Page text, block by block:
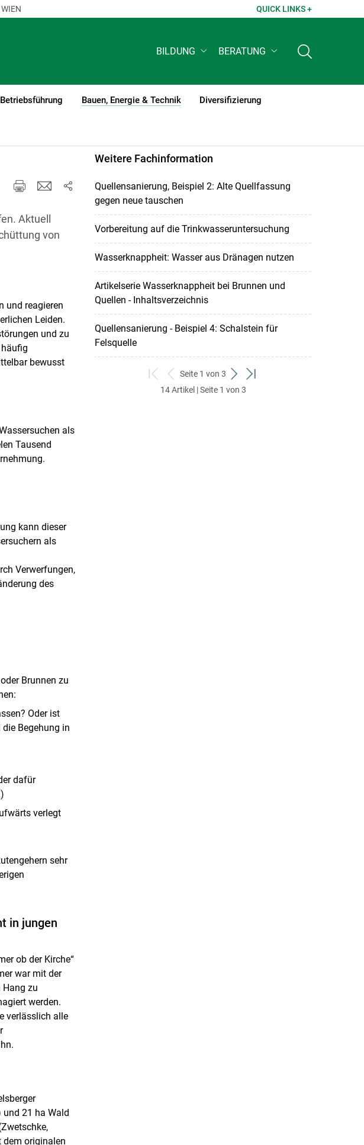
WIEN QUICK LINKS +
BILDUNG BERATUNG
Betriebsführung Bauen, Energie & Technik
(current)1
Diversifizierung
Aktuell
von
und reagieren
Leiden.
und zu
bewusst
als
Tausend
kann dieser
als
Verwerfungen,
des
Brunnen zu
Oder ist
Begehung in
dafür
verlegt
sehr
in jungen
ob der Kirche“
war mit der
Hang zu
werden.
verlässlich alle
21 ha Wald
dem originalen
Weitere Fachinformation
Quellensanierung, Beispiel 2: Alte Quellfassung
gegen neue tauschen
Vorbereitung auf die Trinkwasseruntersuchung
Wasserknappheit: Wasser aus Dränagen nutzen
Artikelserie Wasserknappheit bei Brunnen und
Quellen - Inhaltsverzeichnis
Quellensanierung - Beispiel 4: Schalstein für
Felsquelle
zum
ersten
zurück
zum
Seite 1 von 3
weiter
zum
zum
14 Artikel | Seite 1 von 3